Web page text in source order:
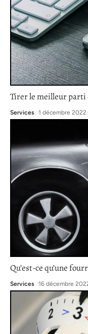
Tirer le meilleur parti
Services 1 décembre 2022
Qu’est-ce qu’une
Services 16 décembre